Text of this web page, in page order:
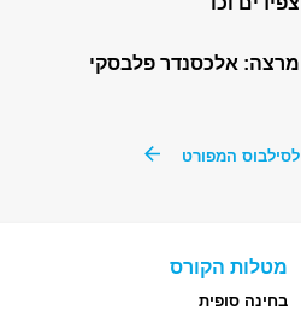
מרצה: אלכסנדר פלבסקי
לסילבוס המפורט
מטלות הקורס
בחינה סופית